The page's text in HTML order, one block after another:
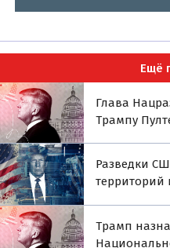
Ещё
Глава
Трампу
Разведки
территорий
Трамп